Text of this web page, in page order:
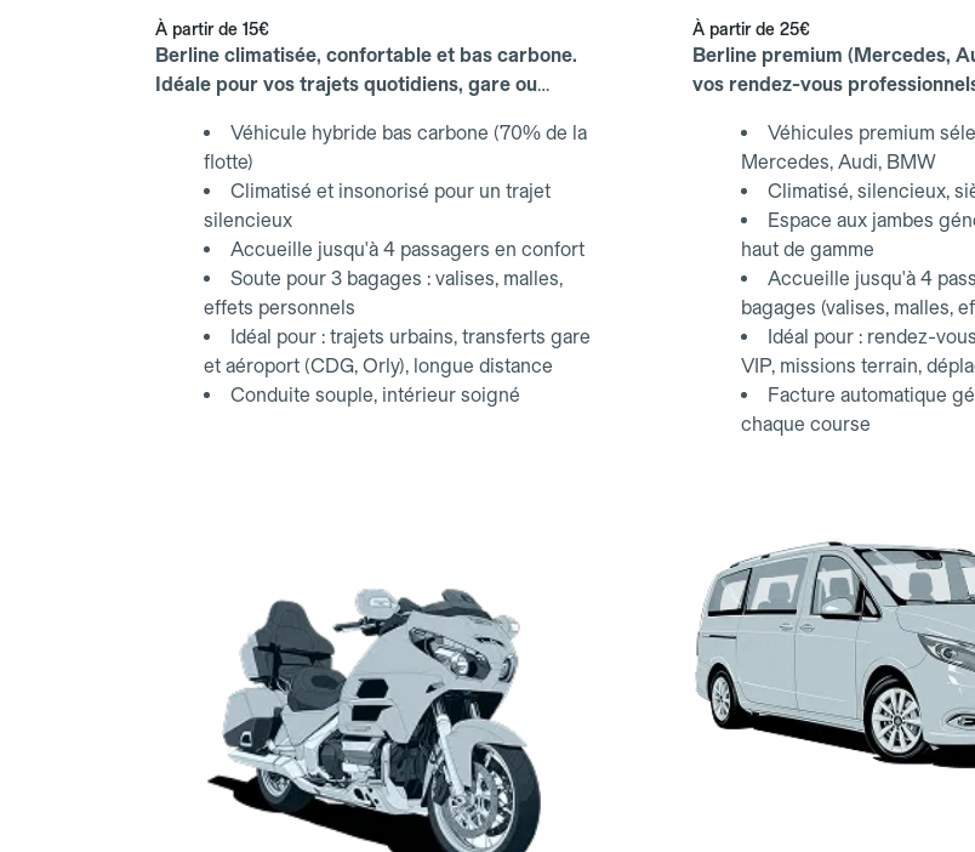
À partir de 15€
Berline climatisée, confortable et bas carbone.
Idéale pour vos trajets quotidiens, gare ou
Véhicule hybride bas carbone (70% de la
flotte)
Climatisé et insonorisé pour un trajet
silencieux
Accueille jusqu'à 4 passagers en confort
Soute pour 3 bagages : valises, malles,
effets personnels
Idéal pour : trajets urbains, transferts gare
et aéroport (CDG, Orly), longue distance
Conduite souple, intérieur soigné
À partir de 25€
Berline premium (Mercedes,
vos rendez-vous
Véhicules premium
Mercedes, Audi, BMW
Climatisé, silencieux,
Espace aux jambes
haut de gamme
Accueille jusqu'à 4
bagages (valises, malles,
Idéal pour : rendez-
VIP, missions terrain,
Facture automatique
chaque course